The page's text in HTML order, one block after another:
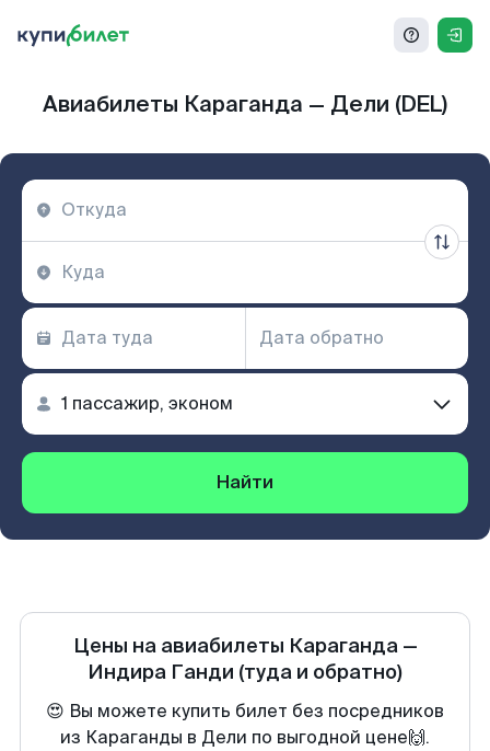
Авиабилеты Караганда — Дели (DEL)
Найти
Цены на авиабилеты Караганда—
Индира Ганди (туда и обратно)
😍 Вы можете купить билет без посредников
из Караганды в Дели по выгодной цене🙌.